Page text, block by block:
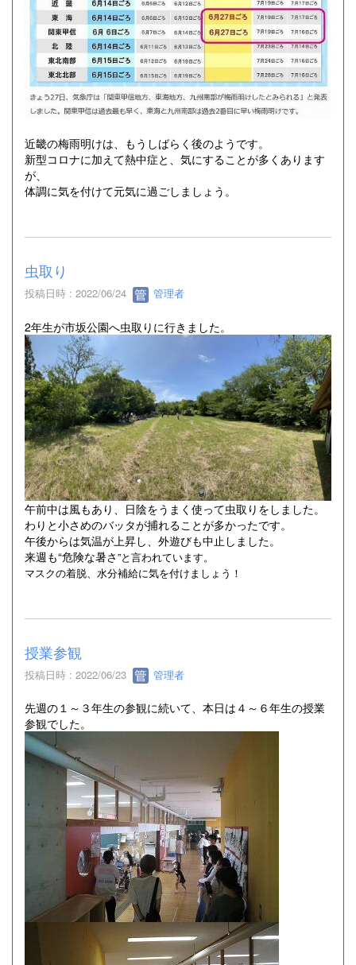
近畿の梅雨明けは、もうしばらく後のようです。
新型コロナに加えて熱中症と、気にすることが多くあります
が、
体調に気を付けて元気に過ごしましょう。
虫取り
投稿日時 : 2022/06/24 管理者
2年生が市坂公園へ虫取りに行きました。
午前中は風もあり、日陰をうまく使って虫取りをしました。
わりと小さめのバッタが捕れることが多かったです。
午後からは気温が上昇し、外遊びも中止しました。
来週も“危険な暑さ”と言われています。
マスクの着脱、水分補給に気を付けましょう！
授業参観
投稿日時 : 2022/06/23 管理者
先週の１～３年生の参観に続いて、本日は４～６年生の授業
参観でした。